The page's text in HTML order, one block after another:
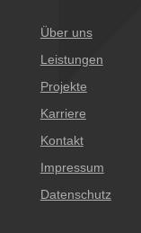
Über uns
Leistungen
Projekte
Karriere
Kontakt
Impressum
Datenschutz